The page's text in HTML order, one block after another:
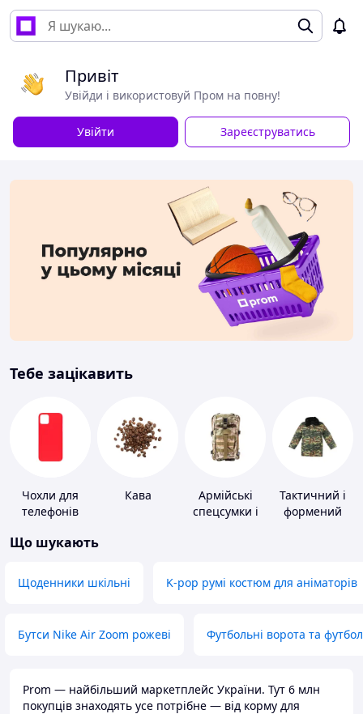
Привіт
Увійди і використовуй Пром на повну!
Увійти Зареєструватись
Тебе зацікавить
Чохли для
телефонів
Кава
Армійські
спецсумки і
Тактичний і
формений
Що шукають
Щоденники шкільні K-pop румі костюм для аніматорів
Бутси Nike Air Zoom рожеві Футбольні ворота та
Prom — найбільший маркетплейс України. Тут 6 млн
покупців знаходять усе потрібне — від корму для